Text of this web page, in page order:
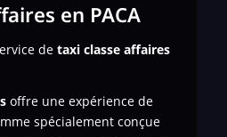
en PACA
de taxi classe affaires
offre une expérience de
spécialement conçue